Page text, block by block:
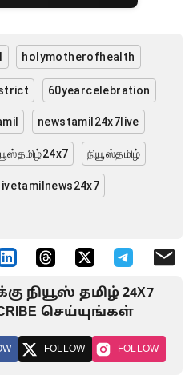
holymotherofhealth
60yearcelebration
newstamil24x7live
நியூஸ்தமிழ்
நியூஸ் தமிழ் 24X7
செய்யுங்கள்
FOLLOW FOLLOW